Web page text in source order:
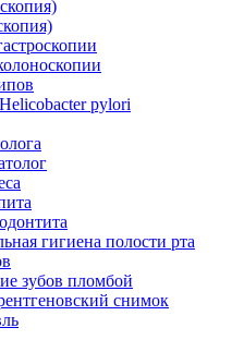
pylori
гигиена полости рта
зубов пломбой
снимок